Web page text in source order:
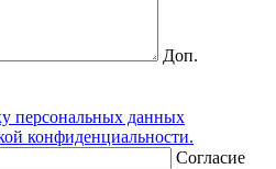
Доп.
персональных данных
конфиденциальности.
Согласие